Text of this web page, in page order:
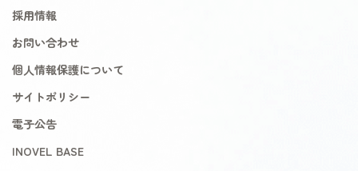
採用情報
お問い合わせ
個人情報保護について
サイトポリシー
電子公告
INOVEL BASE